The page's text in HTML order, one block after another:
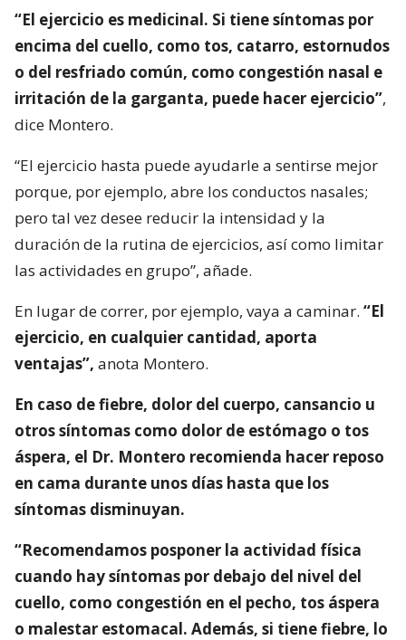
“El ejercicio es medicinal. Si tiene síntomas por
encima del cuello, como tos, catarro, estornudos
o del resfriado común, como congestión nasal e
irritación de la garganta, puede hacer ejercicio”,
dice Montero.
“El ejercicio hasta puede ayudarle a sentirse mejor
porque, por ejemplo, abre los conductos nasales;
pero tal vez desee reducir la intensidad y la
duración de la rutina de ejercicios, así como limitar
las actividades en grupo”, añade.
En lugar de correr, por ejemplo, vaya a caminar. “El
ejercicio, en cualquier cantidad, aporta
ventajas”, anota Montero.
En caso de fiebre, dolor del cuerpo, cansancio u
otros síntomas como dolor de estómago o tos
áspera, el Dr. Montero recomienda hacer reposo
en cama durante unos días hasta que los
síntomas disminuyan.
“Recomendamos posponer la actividad física
cuando hay síntomas por debajo del nivel del
cuello, como congestión en el pecho, tos áspera
o malestar estomacal. Además, si tiene fiebre, lo